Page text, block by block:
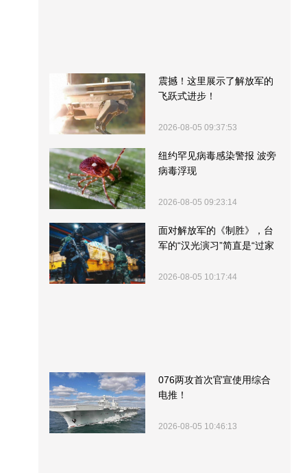
震撼！这里展示了解放军的
飞跃式进步！
2026-08-05 09:37:53
纽约罕见病毒感染警报 波旁
病毒浮现
2026-08-05 09:23:14
面对解放军的《制胜》，台
军的“汉光演习”简直是“过家
2026-08-05 10:17:44
076两攻首次官宣使用综合
电推！
2026-08-05 10:46:13